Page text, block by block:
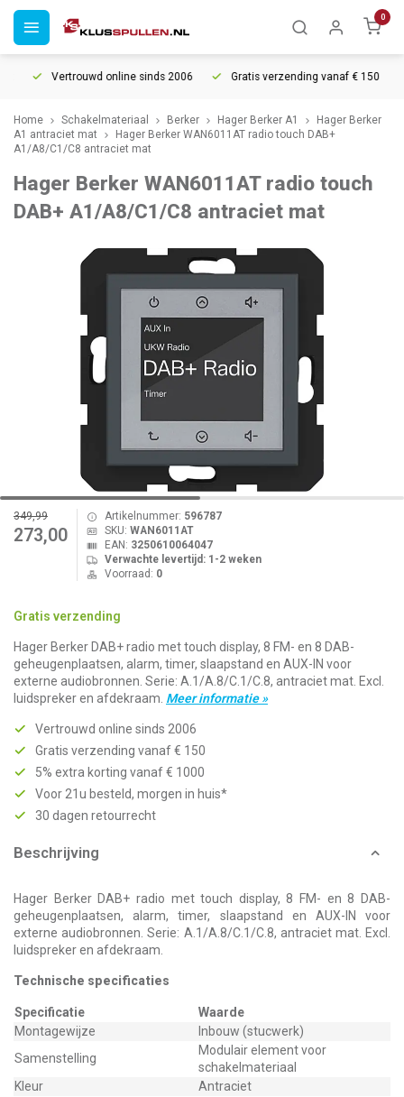
0
Vertrouwd online sinds 2006 Gratis verzending vanaf € 150
Home Schakelmateriaal Berker Hager Berker A1
Hager Berker
A1 antraciet mat
Hager Berker WAN6011AT radio touch DAB+
A1/A8/C1/C8 antraciet mat
Hager Berker WAN6011AT radio touch
DAB+ A1/A8/C1/C8 antraciet mat
349,99
273,00
Artikelnummer: 596787
SKU: WAN6011AT
EAN: 3250610064047
Verwachte levertijd: 1-2 weken
Voorraad: 0
Gratis verzending
Hager Berker DAB+ radio met touch display, 8 FM- en 8 DAB-
geheugenplaatsen, alarm, timer, slaapstand en AUX-IN voor
externe audiobronnen. Serie: A.1/A.8/C.1/C.8, antraciet mat. Excl.
luidspreker en afdekraam. Meer informatie »
Vertrouwd online sinds 2006
Gratis verzending vanaf € 150
5% extra korting vanaf € 1000
Voor 21u besteld, morgen in huis*
30 dagen retourrecht
Beschrijving
Hager Berker DAB+ radio met touch display, 8 FM- en 8 DAB-
geheugenplaatsen, alarm, timer, slaapstand en AUX-IN voor
externe audiobronnen. Serie: A.1/A.8/C.1/C.8, antraciet mat. Excl.
luidspreker en afdekraam.
Technische specificaties
Specificatie
Waarde
Montagewijze
Inbouw (stucwerk)
Samenstelling
Modulair element voor
schakelmateriaal
Kleur
Antraciet